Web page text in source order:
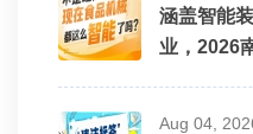
涵盖智能
业，2026
Aug 04,